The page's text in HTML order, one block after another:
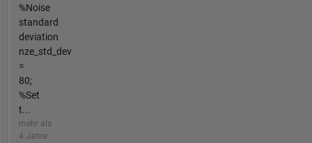
%Noise
standard
deviation
nze_std_dev
=
80;
%Set
t...
mehr als
4 Jahre